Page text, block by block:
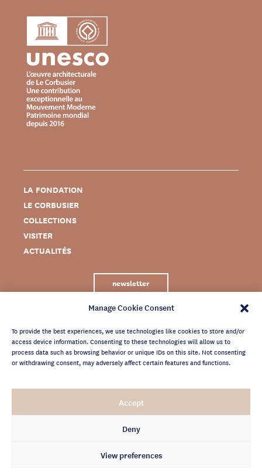
Manage Cookie Consent
To provide the best experiences, we use technologies like cookies to store and/or
access device information. Consenting to these technologies will allow us to
process data such as browsing behavior or unique IDs on this site. Not consenting
or withdrawing consent, may adversely affect certain features and functions.
Accept
Deny
View preferences
LA FONDATION
LE CORBUSIER
COLLECTIONS
VISITER
ACTUALITÉS
newsletter
MENTIONS LÉGALES
CRÉDITS
POLITIQUE DE CONFIDENTIALITÉ
ARCHIVES NEWSLETTER